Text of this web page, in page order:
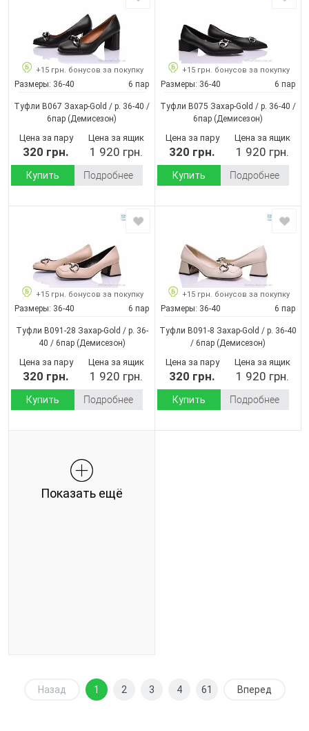
+15 грн. бонусов за покупку
Размеры: 36-40 6 пар
Туфли B067 Захар-Gold / p. 36-40 /
6пар (Демисезон)
Цена за пару
320 грн.
Цена за ящик
1 920 грн.
Купить Подробнее
+15 грн. бонусов за покупку
Размеры: 36-40 6 пар
Туфли B075 Захар-Gold / p. 36-40 /
6пар (Демисезон)
Цена за пару
320 грн.
Цена за ящик
1 920 грн.
Купить Подробнее
+15 грн. бонусов за покупку
Размеры: 36-40 6 пар
Туфли B091-28 Захар-Gold / p. 36-
40 / 6пар(Демисезон)
Цена за пару
320 грн.
Цена за ящик
1 920 грн.
Купить Подробнее
+15 грн. бонусов за покупку
Размеры: 36-40 6 пар
Туфли B091-8 Захар-Gold / p. 36-40
/ 6пар (Демисезон)
Цена за пару
320 грн.
Цена за ящик
1 920 грн.
Купить Подробнее
Показать ещё
Назад 1 2 3 4 61 Вперед